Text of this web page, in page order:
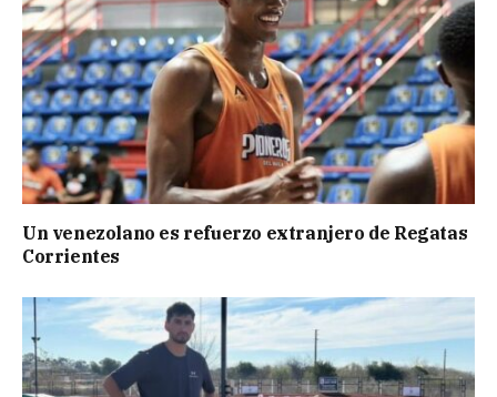
Un venezolano es refuerzo extranjero de Regatas
Corrientes